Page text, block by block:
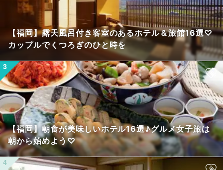
【福岡】露天風呂付き客室のあるホテル＆旅館16選♡
カップルでくつろぎのひと時を
【福岡】朝食が美味しいホテル16選♪グルメ女子旅は
朝から始めよう♡